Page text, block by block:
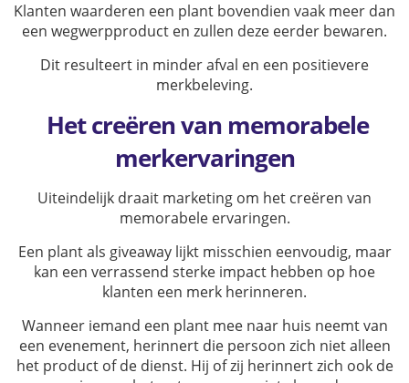
Klanten waarderen een plant bovendien vaak meer dan
een wegwerpproduct en zullen deze eerder bewaren.
Dit resulteert in minder afval en een positievere
merkbeleving.
Het creëren van memorabele
merkervaringen
Uiteindelijk draait marketing om het creëren van
memorabele ervaringen.
Een plant als giveaway lijkt misschien eenvoudig, maar
kan een verrassend sterke impact hebben op hoe
klanten een merk herinneren.
Wanneer iemand een plant mee naar huis neemt van
een evenement, herinnert die persoon zich niet alleen
het product of de dienst. Hij of zij herinnert zich ook de